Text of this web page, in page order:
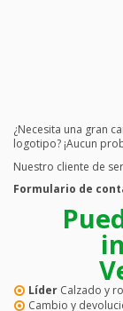
¿Necesita una gran
logotipo? ¡Aucun
Nuestro cliente de
Formulario de
Líder Calzado y
Cambio y